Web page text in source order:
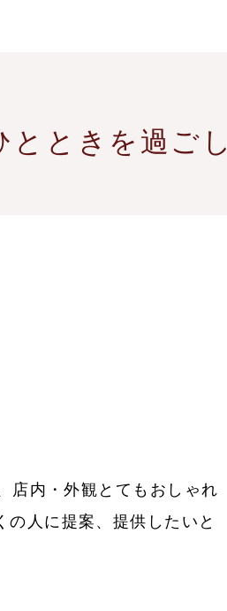
ときを過ごし
店内・外観とてもおしゃれ
人に提案、提供したいと